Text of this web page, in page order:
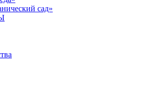
у менеджера
у менеджера